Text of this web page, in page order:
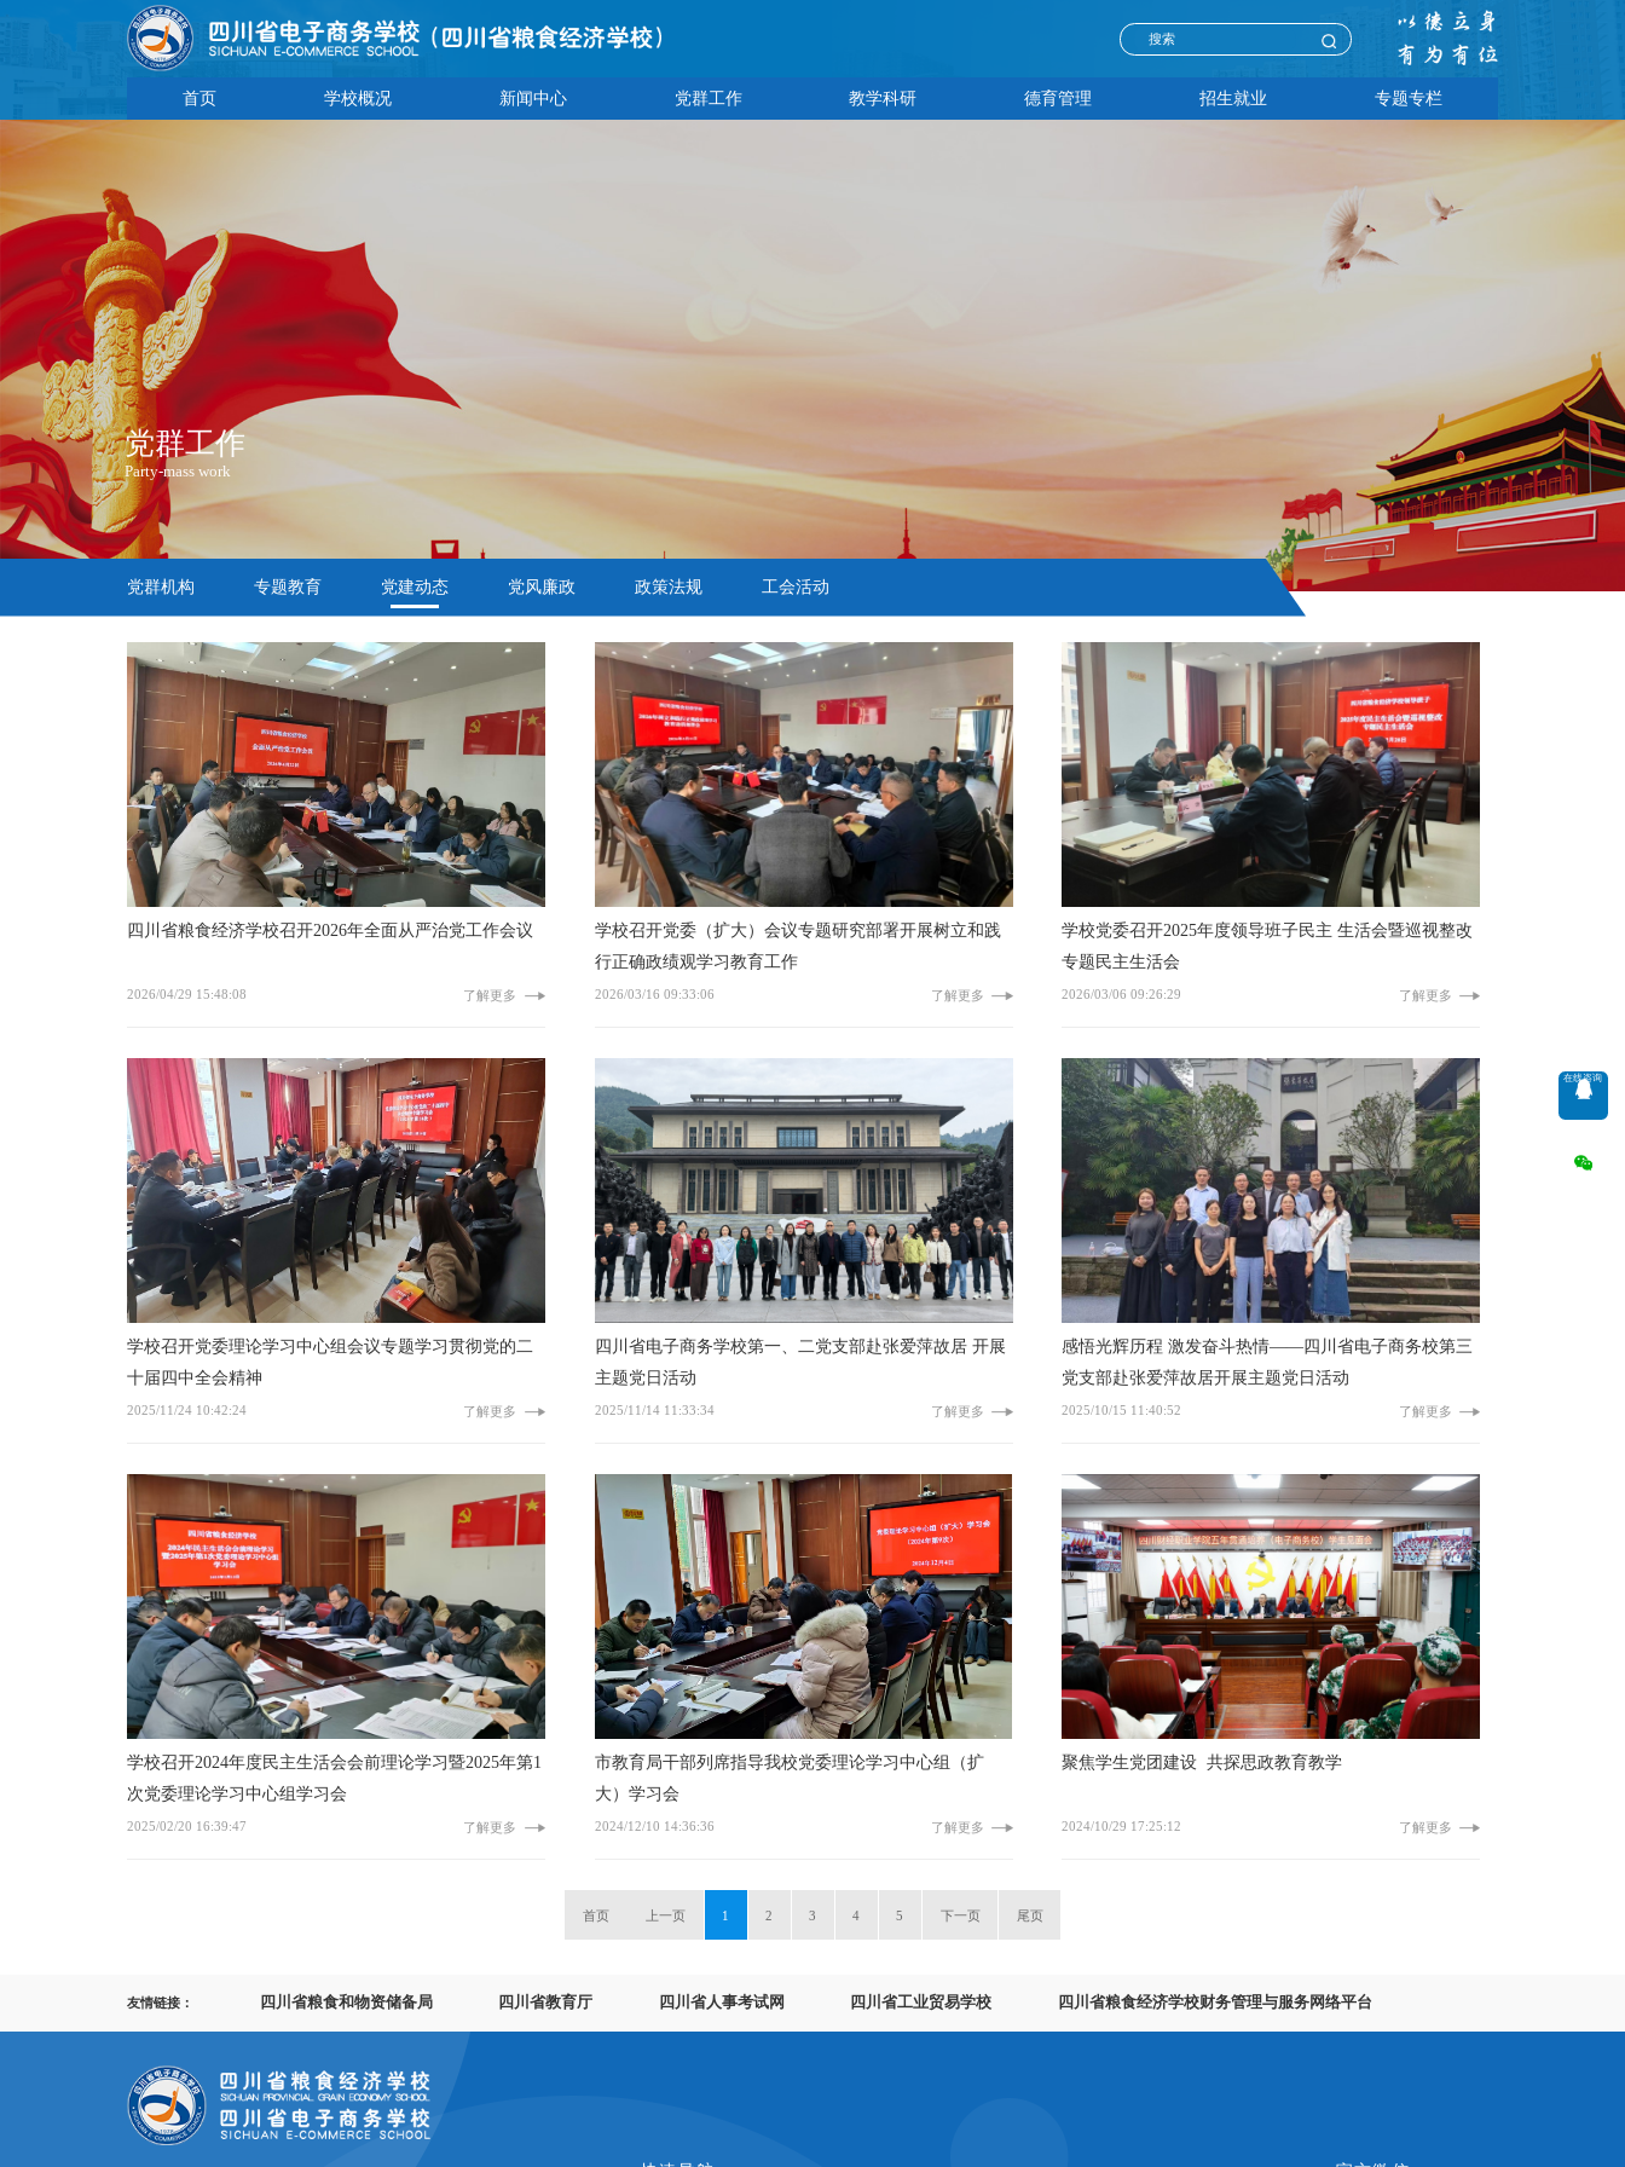
首页 学校概况 新闻中心 党群工作 教学科研 德育管理 招生就业 专题专栏
党群工作
Party-mass work
党群机构 专题教育 党建动态 党风廉政 政策法规 工会活动
四川省粮食经济学校召开2026年全面从严治党工作会议
2026/04/29 15:48:08 了解更多
学校召开党委（扩大）会议专题研究部署开展树立和践
行正确政绩观学习教育工作
2026/03/16 09:33:06 了解更多
学校党委召开2025年度领导班子民主 生活会暨巡视整改
专题民主生活会
2026/03/06 09:26:29 了解更多
学校召开党委理论学习中心组会议专题学习贯彻党的二
十届四中全会精神
2025/11/24 10:42:24 了解更多
四川省电子商务学校第一、二党支部赴张爱萍故居 开展
主题党日活动
2025/11/14 11:33:34 了解更多
感悟光辉历程 激发奋斗热情——四川省电子商务校第三
党支部赴张爱萍故居开展主题党日活动
2025/10/15 11:40:52 了解更多
学校召开2024年度民主生活会会前理论学习暨2025年第1
次党委理论学习中心组学习会
2025/02/20 16:39:47 了解更多
市教育局干部列席指导我校党委理论学习中心组（扩
大）学习会
2024/12/10 14:36:36 了解更多
聚焦学生党团建设 共探思政教育教学
2024/10/29 17:25:12 了解更多
首页 上一页 1 2 3 4 5 下一页 尾页
友情链接： 四川省粮食和物资储备局 四川省教育厅 四川省人事考试网 四川省工业贸易学校 四川省粮食经济学校财务管理与服务网络平台
在线咨询